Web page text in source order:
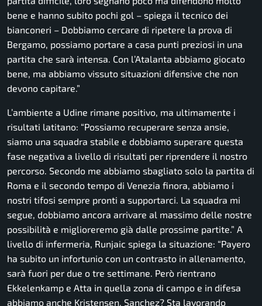
bene e hanno subito pochi gol – spiega il tecnico dei
bianconeri – Dobbiamo cercare di ripetere la prova di
Bergamo, possiamo portare a casa punti preziosi in una
partita che sarà intensa. Con l’Atalanta abbiamo giocato
bene, ma abbiamo vissuto situazioni difensive che non
devono capitare.”
L’ambiente a Udine rimane positivo, ma ultimamente i
risultati latitano: “Possiamo recuperare senza ansie,
siamo una squadra stabile e dobbiamo superare questa
fase negativa a livello di risultati per riprendere il nostro
percorso. Secondo me abbiamo sbagliato solo la partita di
Roma e il secondo tempo di Venezia finora, abbiamo i
nostri tifosi sempre pronti a supportarci. La squadra mi
segue, dobbiamo ancora arrivare al massimo delle nostre
possibilità e miglioreremo già dalle prossime partite.” A
livello di infermeria, Runjaic spiega la situazione: “Payero
ha subito un infortunio con un contrasto in allenamento,
sarà fuori per due o tre settimane. Però rientrano
Ekkelenkamp e Atta in quella zona di campo e in difesa
abbiamo anche Kristensen. Sanchez? Sta lavorando